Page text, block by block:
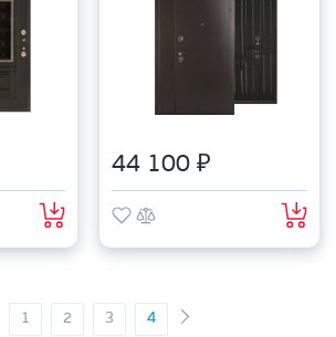
44 100 ₽
1 2 3 4